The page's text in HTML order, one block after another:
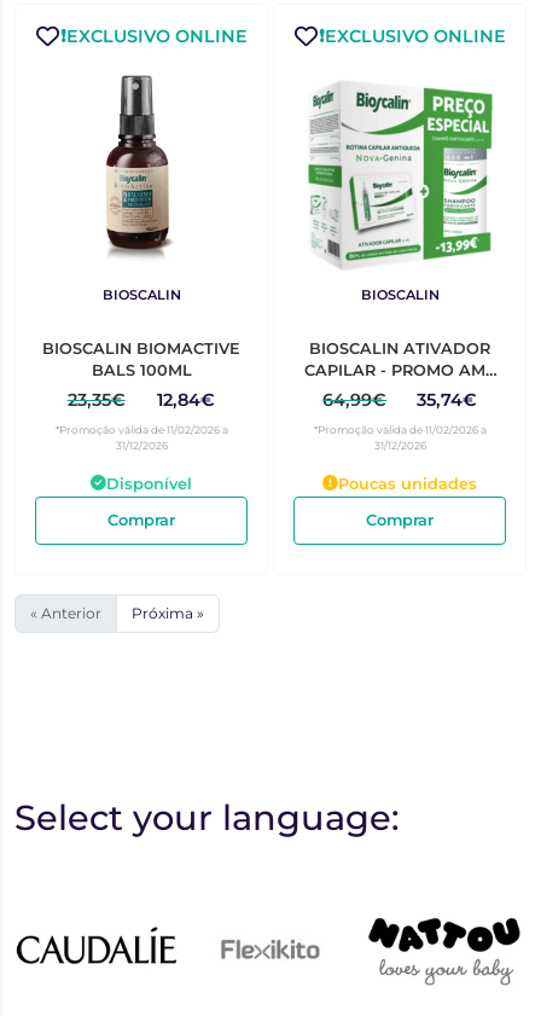
❗️EXCLUSIVO ONLINE
BIOSCALIN
BIOSCALIN BIOMACTIVE
BALS 100ML
23,35€ 12,84€
*Promoção válida de 11/02/2026 a
31/12/2026
Disponível
Comprar
❗️EXCLUSIVO ONLINE
BIOSCALIN
BIOSCALIN ATIVADOR
CAPILAR - PROMO AMP
10ML + CHAMPO FORTIF
REV 400ML
64,99€ 35,74€
*Promoção válida de 11/02/2026 a
31/12/2026
Poucas unidades
Comprar
« Anterior Próxima »
Select your language: